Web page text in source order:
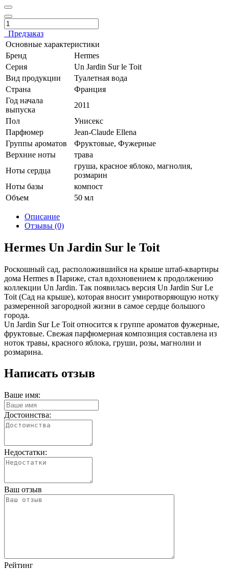
Предзаказ
Основные характеристики
Бренд
Hermes
Серия
Un Jardin Sur le Toit
Вид продукции
Туалетная вода
Страна
Франция
Год начала
выпуска
2011
Пол
Унисекс
Парфюмер
Jean-Claude Ellena
Группы ароматов
Фруктовые, Фужерные
Верхние ноты
трава
Ноты сердца
груша, красное яблоко, магнолия,
розмарин
Ноты базы
компост
Объем
50 мл
Описание
Отзывы (0)
Hermes Un Jardin Sur le Toit
Роскошный сад, расположившийся на крыше штаб-квартиры
дома Hermes в Париже, стал вдохновением к продолжению
коллекции Un Jardin. Так появилась версия Un Jardin Sur Le
Toit (Сад на крыше), которая вносит умиротворяющую нотку
размеренной загородной жизни в самое сердце большого
города.
Un Jardin Sur Le Toit относится к группе ароматов фужерные,
фруктовые. Свежая парфюмерная композиция составлена из
ноток травы, красного яблока, груши, розы, магнолии и
розмарина.
Написать отзыв
Ваше имя:
Достоинства:
Недостатки:
Ваш отзыв
Рейтинг